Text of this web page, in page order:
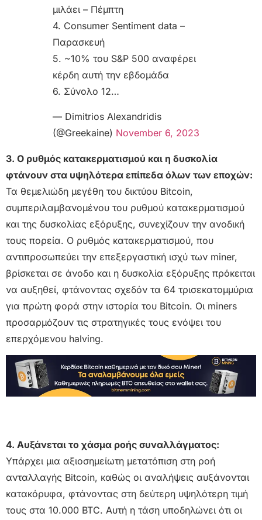
μιλάει – Πέμπτη
4. Consumer Sentiment data –
Παρασκευή
5. ~10% του S&P 500 αναφέρει
κέρδη αυτή την εβδομάδα
6. Σύνολο 12…
— Dimitrios Alexandridis
(@Greekaine) November 6, 2023
3. Ο ρυθμός κατακερματισμού και η δυσκολία
φτάνουν στα υψηλότερα επίπεδα όλων των εποχών:
Τα θεμελιώδη μεγέθη του δικτύου Bitcoin,
συμπεριλαμβανομένου του ρυθμού κατακερματισμού
και της δυσκολίας εξόρυξης, συνεχίζουν την ανοδική
τους πορεία. Ο ρυθμός κατακερματισμού, που
αντιπροσωπεύει την επεξεργαστική ισχύ των miner,
βρίσκεται σε άνοδο και η δυσκολία εξόρυξης πρόκειται
να αυξηθεί, φτάνοντας σχεδόν τα 64 τρισεκατομμύρια
για πρώτη φορά στην ιστορία του Bitcoin. Οι miners
προσαρμόζουν τις στρατηγικές τους ενόψει του
επερχόμενου halving.
4. Αυξάνεται το χάσμα ροής συναλλάγματος:
Υπάρχει μια αξιοσημείωτη μετατόπιση στη ροή
ανταλλαγής Bitcoin, καθώς οι αναλήψεις αυξάνονται
κατακόρυφα, φτάνοντας στη δεύτερη υψηλότερη τιμή
τους στα 10.000 BTC. Αυτή η τάση υποδηλώνει ότι οι